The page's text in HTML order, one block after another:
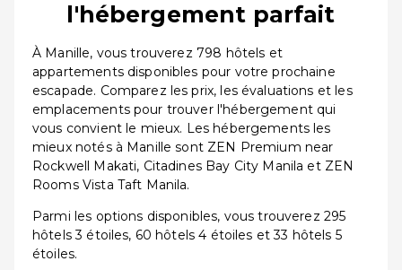
l'hébergement parfait
À Manille, vous trouverez 798 hôtels et
appartements disponibles pour votre prochaine
escapade. Comparez les prix, les évaluations et les
emplacements pour trouver l'hébergement qui
vous convient le mieux. Les hébergements les
mieux notés à Manille sont ZEN Premium near
Rockwell Makati, Citadines Bay City Manila et ZEN
Rooms Vista Taft Manila.
Parmi les options disponibles, vous trouverez 295
hôtels 3 étoiles, 60 hôtels 4 étoiles et 33 hôtels 5
étoiles.